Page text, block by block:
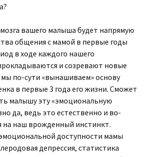
вашего малыша будет напрямую
общения с мамой в первые годы
в ходе каждого нашего
и созревают новые
по-сути «вынашиваем» основу
в первые 3 года его жизни. Сможет
малышу эту «эмоциональную
да, ведь это естественно и во-
на наш врожденный инстинкт.
доступности мамы
депрессия, статистика